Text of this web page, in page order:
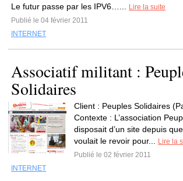
Le futur passe par les IPV6…...
Lire la suite
Publié le 04 février 2011
INTERNET
Associatif militant :
Solidaires
Client : Peuples Solidaires
Contexte : L’association
disposait d’un site depuis
voulait le revoir pour...
Lire la
Publié le 02 février 2011
INTERNET